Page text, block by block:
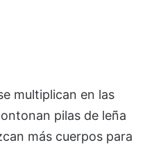
multiplican en las
pilas de leña
más cuerpos para